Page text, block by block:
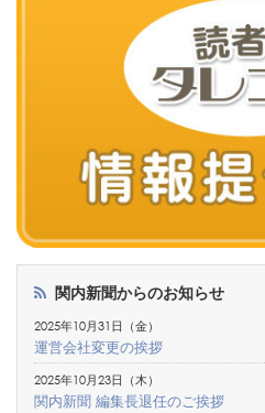
関内新聞からのお知らせ
2025年10月31日（金）
運営会社変更の挨拶
2025年10月23日（木）
関内新聞 編集長退任のご挨拶